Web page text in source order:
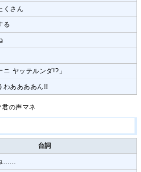
くさん
る
ヤッテルンダ!?」
ああああん!!
の声マネ
台詞
……